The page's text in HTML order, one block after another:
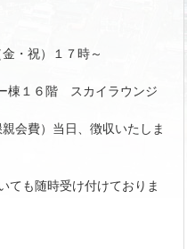
・祝）１７時～
棟１６階 スカイラウンジ
会費）当日、徴収いたしま
ても随時受け付けておりま